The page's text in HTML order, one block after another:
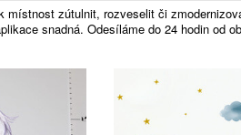
místnost zútulnit, rozveselit či
snadná. Odesíláme do 24 hodin od